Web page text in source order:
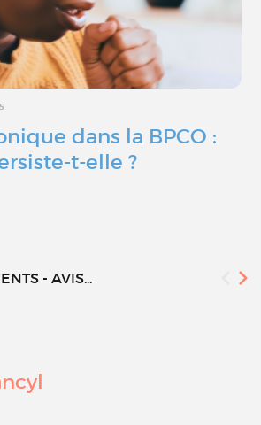
dans la BPCO :
t-elle ?
- AVIS...